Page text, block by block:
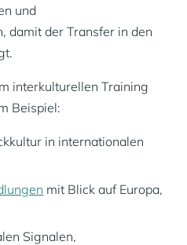
und
damit der Transfer in den
interkulturellen Training
Beispiel:
in internationalen
mit Blick auf Europa,
Signalen,